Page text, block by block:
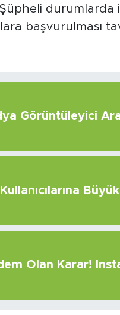
Şüpheli durumlarda
başvurulması
Görüntüleyici
Olan Karar!